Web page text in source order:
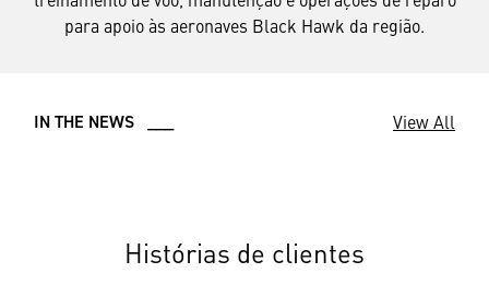
para apoio às aeronaves Black Hawk da região.
IN THE NEWS ___ View All
Histórias de clientes